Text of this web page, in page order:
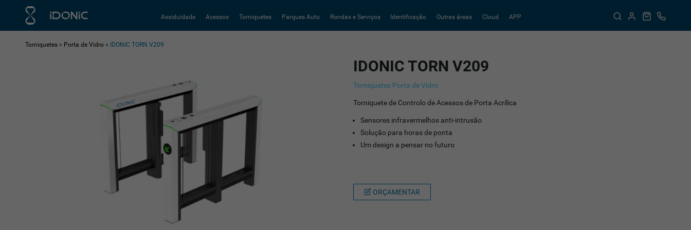
Assiduidade Acessos Torniquetes Parques Auto Rondas e Serviços Identificação Outras áreas Cloud APP
Torniquetes» Porta de Vidro» IDONIC TORN V209
IDONIC TORN V209
Torniquetes Porta de Vidro
Torniquete de Controlo de Acessos de Porta Acrílica
Sensores infravermelhos anti-intrusão
Solução para horas de ponta
Um design a pensar no futuro
ORÇAMENTAR